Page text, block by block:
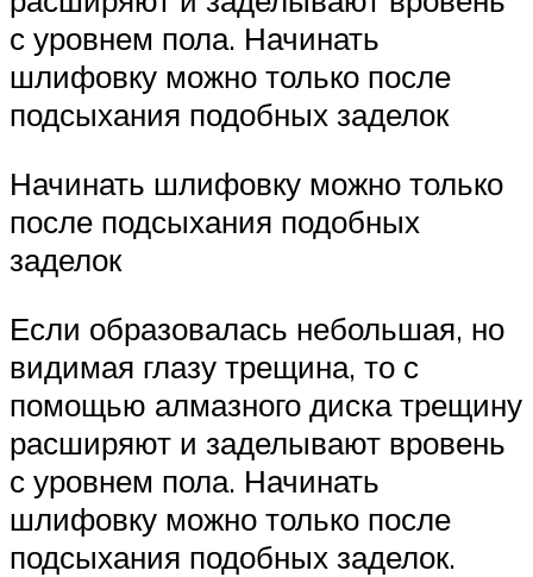
с уровнем пола. Начинать
шлифовку можно только после
подсыхания подобных заделок
Начинать шлифовку можно только
после подсыхания подобных
заделок
Если образовалась небольшая, но
видимая глазу трещина, то с
помощью алмазного диска трещину
расширяют и заделывают вровень
с уровнем пола. Начинать
шлифовку можно только после
подсыхания подобных заделок.